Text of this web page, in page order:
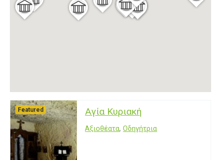
Αγία Κυριακή
Αξιοθέατα,Οδηγήτρια
Featured